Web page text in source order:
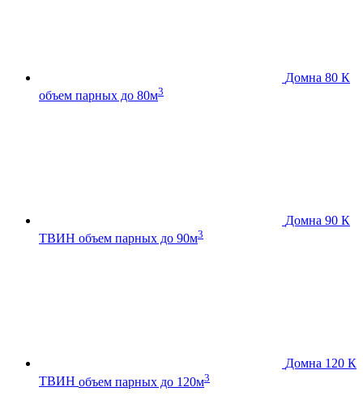
Домна 80 К
объем парных до 80м3
Домна 90 К
ТВИН объем парных до 90м3
Домна 120 К
ТВИН объем парных до 120м3